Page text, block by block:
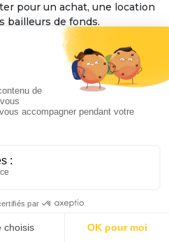
pour un achat, une location
bailleurs de fonds.
et l'aménagement des
individuels, en
aux personnes
: Définissez
de la maison partagée,
financières, les tâches
collectives et les
vous que ces règles
mutuel et la sécurité
: Trouvez un emplacement
essentiels tels que les